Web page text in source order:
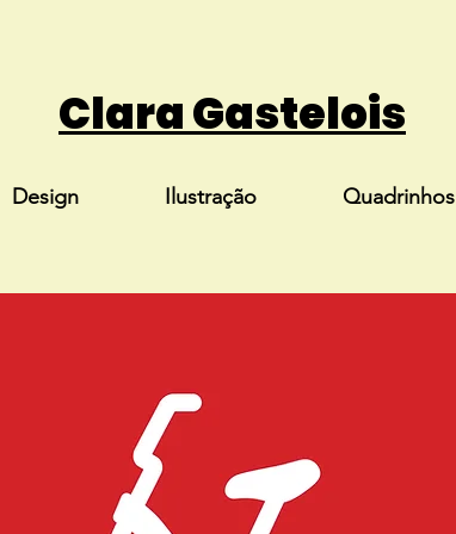
Clara Gastelois
Design Ilustração Quadrinhos